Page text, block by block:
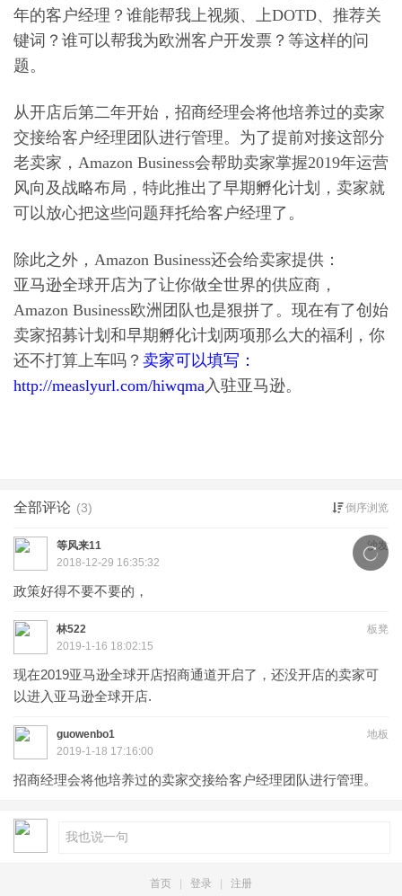
年的客户经理？谁能帮我上视频、上DOTD、推荐关
键词？谁可以帮我为欧洲客户开发票？等这样的问
题。
从开店后第二年开始，招商经理会将他培养过的卖家
交接给客户经理团队进行管理。为了提前对接这部分
老卖家，Amazon Business会帮助卖家掌握2019年运营
风向及战略布局，特此推出了早期孵化计划，卖家就
可以放心把这些问题拜托给客户经理了。
除此之外，Amazon Business还会给卖家提供：
亚马逊全球开店为了让你做全世界的供应商，
Amazon Business欧洲团队也是狠拼了。现在有了创始
卖家招募计划和早期孵化计划两项那么大的福利，你
还不打算上车吗？ 卖家可以填写：
http://measlyurl.com/hiwqma入驻亚马逊。
全部评论 (3) 倒序浏览
沙发
等风来11
2018-12-29 16:35:32
政策好得不要不要的，
板凳
林522
2019-1-16 18:02:15
​现在2019亚马逊全球开店招商通道开启了，还没开店的卖家可
以进入亚马逊全球开店.
地板
guowenbo1
2019-1-18 17:16:00
招商经理会将他培养过的卖家交接给客户经理团队进行管理。
首页 登录 注册